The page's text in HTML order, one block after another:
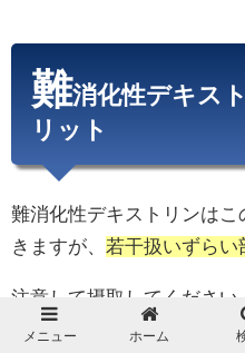
難消化性デキス
リット
難消化性デキストリンは
きますが、 若干扱いずらい
注意して摂取してください
メニュー ホーム